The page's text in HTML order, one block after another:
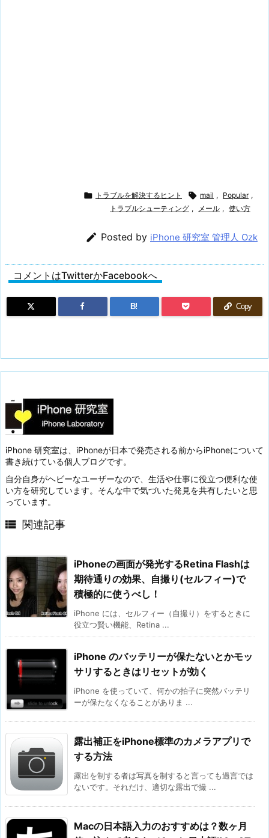
 トラブルを解決するヒント  mail , Popular ,
トラブルシューティング , メール , 使い方
 Posted by iPhone 研究室 管理人 Ozk
コメントはTwitterかFacebookへ
B! Copy
iPhone 研究室は、iPhoneが日本で発売される前からiPhoneについて
書き続けている個人ブログです。
自分自身がヘビーなユーザーなので、生活や仕事に役立つ便利な使
い方を研究しています。そんな中で気づいた発見を共有したいと思
っています。
 関連記事
iPhoneの画面が発光するRetina Flashは
期待通りの効果、自撮り(セルフィー)で
積極的に使うべし！
iPhone には、セルフィー（自撮り）をするときに
役立つ賢い機能、Retina ...
iPhone のバッテリーが保たないとかモッ
サリするときはリセットが効く
iPhone を使っていて、何かの拍子に突然バッテリ
ーが保たなくなることがありま ...
露出補正をiPhone標準のカメラアプリで
する方法
露出を制する者は写真を制すると言っても過言では
ないです。それだけ、適切な露出で撮 ...
Macの日本語入力のおすすめは？数ヶ月